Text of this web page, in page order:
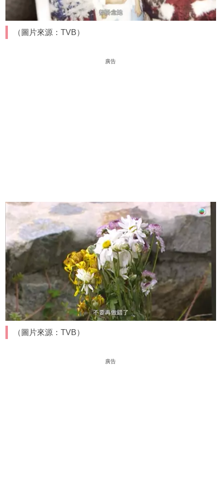
（圖片來源：TVB）
廣告
（圖片來源：TVB）
廣告